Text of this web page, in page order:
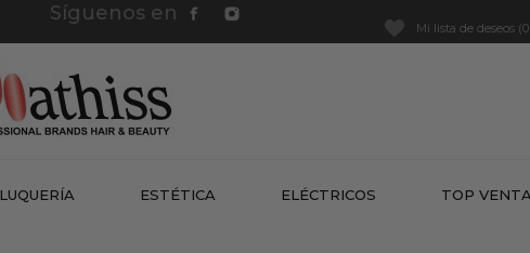
Síguenos en
Mi lista de deseos (0
ESTÉTICA ELÉCTRICOS TOP